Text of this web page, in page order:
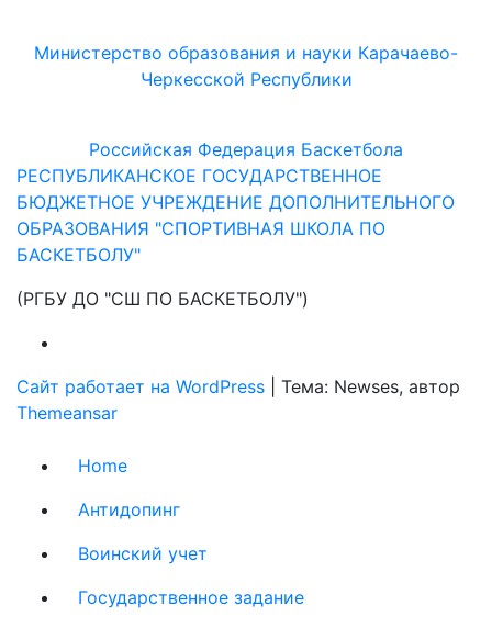
Министерство образования и науки Карачаево-
Черкесской Республики
Российская Федерация Баскетбола
РЕСПУБЛИКАНСКОЕ ГОСУДАРСТВЕННОЕ
БЮДЖЕТНОЕ УЧРЕЖДЕНИЕ ДОПОЛНИТЕЛЬНОГО
ОБРАЗОВАНИЯ "СПОРТИВНАЯ ШКОЛА ПО
БАСКЕТБОЛУ"
(РГБУ ДО "СШ ПО БАСКЕТБОЛУ")
Сайт работает на WordPress
Тема: Newses, автор
Themeansar
Home
Антидопинг
Воинский учет
Государственное задание